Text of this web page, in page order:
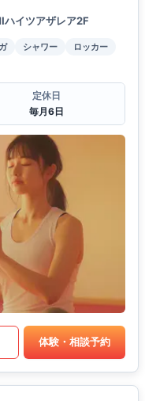
イツアザレア2F
シャワー
ロッカー
定休日
毎月6日
体験・相談予約